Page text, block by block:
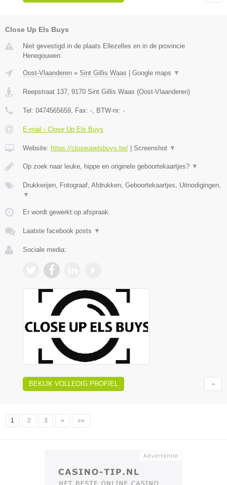
Close Up Els Buys
Niet gevestigd in de plaats Ellezelles en in de provincie
Henegouwen.
Oost-Vlaanderen » Sint Gillis Waas Google maps ▼
Reepstraat 137, 9170 Sint Gillis Waas (Oost-Vlaanderen)
Tel: 0474565659, Fax: -, BTW-nr: -
E-mail › Close Up Els Buys
Website: https://closeupelsbuys.be/ Screenshot ▼
Op zoek naar leuke, hippe en originele geboortekaartjes? ▼
Drukkerijen, Fotograaf, Afdrukken, Geboortekaartjes, Uitnodigingen,
▼
Er wordt gewerkt op afspraak.
Laatste facebook posts ▼
Sociale media:
BEKIJK VOLLEDIG PROFIEL
1 2 3 » »»